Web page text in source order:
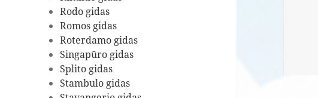
Rodo gidas
Romos gidas
Roterdamo gidas
Singapūro gidas
Splito gidas
Stambulo gidas